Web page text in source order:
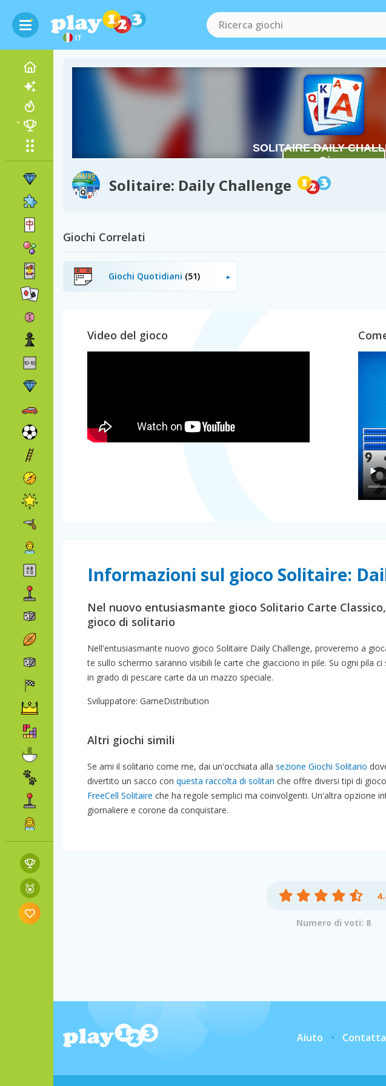
IT
Solitaire: Daily Challenge
Giochi Correlati
Giochi Quotidiani (51)
Video del gioco
Informazioni sul gioco Solitaire:
Nel nuovo entusiasmante gioco Solitario Carte
gioco di solitario
Nell'entusiasmante nuovo gioco Solitaire Daily Challenge, proveremo a
te sullo schermo saranno visibili le carte che giacciono in pile. Su ogni pila
in grado di pescare carte da un mazzo speciale.
Sviluppatore: GameDistribution
Altri giochi simili
Se ami il solitario come me, dai un'occhiata alla sezione Giochi Solitario
divertito un sacco con questa raccolta di solitari che offre diversi tipi di
FreeCell Solitaire che ha regole semplici ma coinvolgenti. Un'altra opzione
giornaliere e corone da conquistare.
Numero di voti: 8
Aiuto